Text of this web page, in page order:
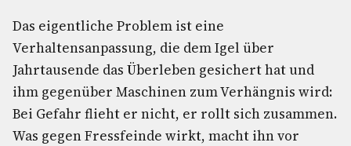
Das eigentliche Problem ist eine
Verhaltensanpassung, die dem Igel über
Jahrtausende das Überleben gesichert hat und
ihm gegenüber Maschinen zum Verhängnis wird:
Bei Gefahr flieht er nicht, er rollt sich zusammen.
Was gegen Fressfeinde wirkt, macht ihn vor